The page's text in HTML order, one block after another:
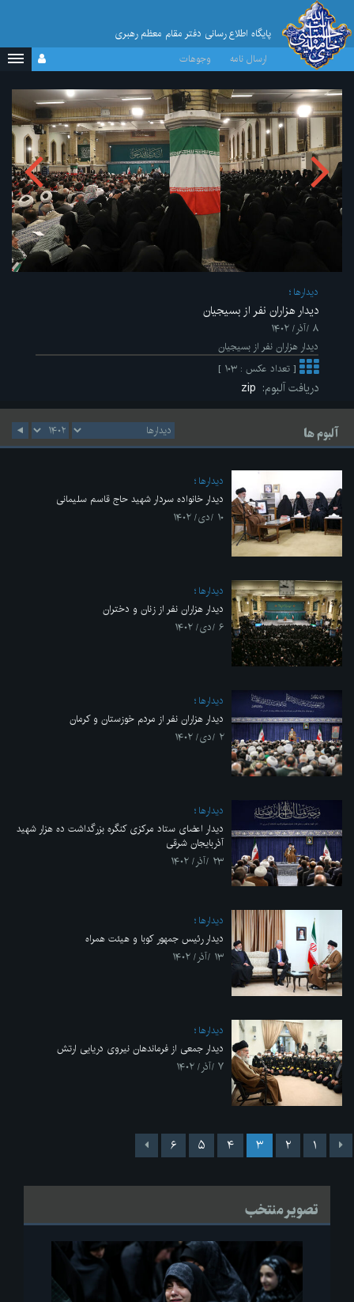
پایگاه اطلاع رسانی دفتر مقام معظم رهبری
ارسال نامه
وجوهات
ديدارها
دیدار هزاران نفر از بسیجیان
۸ /آذر/ ۱۴۰۲
دیدار هزاران نفر از بسیجیان
[ تعداد عکس : ۱۰۳ ]
دریافت آلبوم:
آلبوم ها
ديدارها
دیدار خانواده سردار شهید حاج قاسم سلیمانی
۱۰ /دی/ ۱۴۰۲
ديدارها
دیدار هزاران نفر از زنان و دختران
۶ /دی/ ۱۴۰۲
ديدارها
دیدار هزاران نفر از مردم خوزستان و کرمان
۲ /دی/ ۱۴۰۲
ديدارها
دیدار اعضای ستاد مرکزی کنگره بزرگداشت ده هزار شهید
آذربایجان شرقی
۲۳ /آذر/ ۱۴۰۲
ديدارها
دیدار رئیس جمهور کوبا و هیئت همراه
۱۳ /آذر/ ۱۴۰۲
ديدارها
دیدار جمعی از فرماندهان نیروی دریایی ارتش
۷ /آذر/ ۱۴۰۲
۱ ۲ ۳ ۴ ۵ ۶
تصویر منتخب